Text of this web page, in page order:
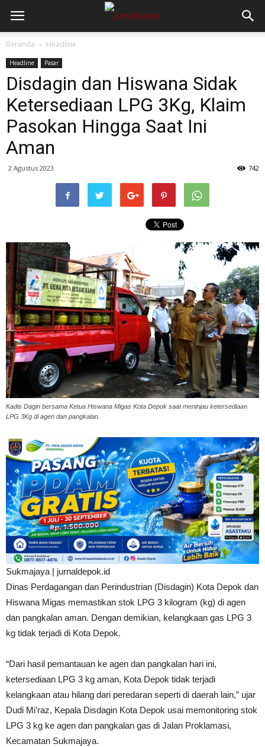
Beranda Headline
Headline Pasar
Disdagin dan Hiswana Sidak
Ketersediaan LPG 3Kg, Klaim
Pasokan Hingga Saat Ini
Aman
2 Agustus 2023 742
Kadis Dagin bersama Ketua Hiswana Migas Kota Depok saat meninjau ketersediaan
LPG 3Kg di agen dan pangkalan.
Sukmajaya | jurnaldepok.id
Dinas Perdagangan dan Perindustrian (Disdagin) Kota Depok dan
Hiswana Migas memastikan stok LPG 3 kilogram (kg) di agen
dan pangkalan aman. Dengan demikian, kelangkaan gas LPG 3
kg tidak terjadi di Kota Depok.
“Dari hasil pemantauan ke agen dan pangkalan hari ini,
ketersediaan LPG 3 kg aman, Kota Depok tidak terjadi
kelangkaan atau hilang dari peredaran seperti di daerah lain,” ujar
Dudi Mi’raz, Kepala Disdagin Kota Depok usai memonitoring stok
LPG 3 kg ke agen dan pangkalan gas di Jalan Proklamasi,
Kecamatan Sukmajaya.